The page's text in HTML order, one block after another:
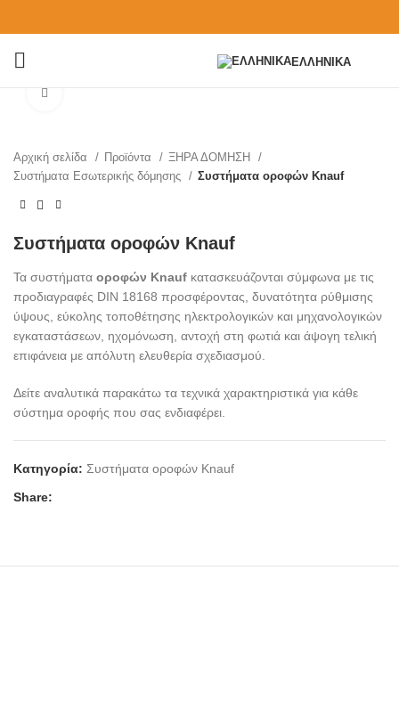
ΕΛΛΗΝΙΚΆ
Αρχική σελίδα Προϊόντα
ΞΗΡΑ ΔΟΜΗΣΗ
Συστήματα Εσωτερικής δόμησης
Συστήματα οροφών Knauf
Συστήματα οροφών Knauf
Τα συστήματα οροφών Knauf κατασκευάζονται σύμφωνα με τις
προδιαγραφές DIN 18168 προσφέροντας, δυνατότητα ρύθμισης
ύψους, εύκολης τοποθέτησης ηλεκτρολογικών και μηχανολογικών
εγκαταστάσεων, ηχομόνωση, αντοχή στη φωτιά και άψογη τελική
επιφάνεια με απόλυτη ελευθερία σχεδιασμού.
Δείτε αναλυτικά παρακάτω τα τεχνικά χαρακτηριστικά για κάθε
σύστημα οροφής που σας ενδιαφέρει.
Κατηγορία: Συστήματα οροφών Knauf
Share: